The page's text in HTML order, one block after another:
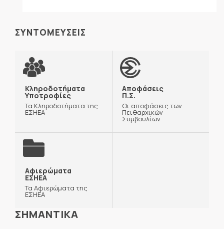
ΣΥΝΤΟΜΕΥΣΕΙΣ
Κληροδοτήματα
Υποτροφίες
Τα Κληροδοτήματα της
ΕΣΗΕΑ
Αποφάσεις
Π.Σ.
Οι αποφάσεις των
Πειθαρχικών
Συμβουλίων
Αφιερώματα
ΕΣΗΕΑ
Τα Αφιερώματα της
ΕΣΗΕΑ
ΣΗΜΑΝΤΙΚΑ